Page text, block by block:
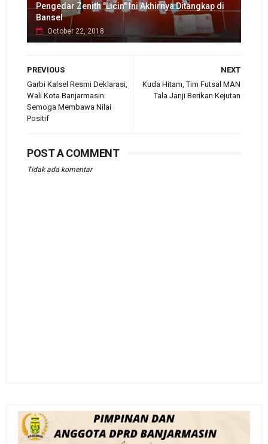
Pengedar Zenith "Licin" Ini Akhirnya Ditangkap di
Bansel
October 22, 2018
NEXT
Kuda Hitam, Tim Futsal MAN
Tala Janji Berikan Kejutan
PREVIOUS
Garbi Kalsel Resmi Deklarasi,
Wali Kota Banjarmasin:
Semoga Membawa Nilai
Positif
POST A COMMENT
Tidak ada komentar